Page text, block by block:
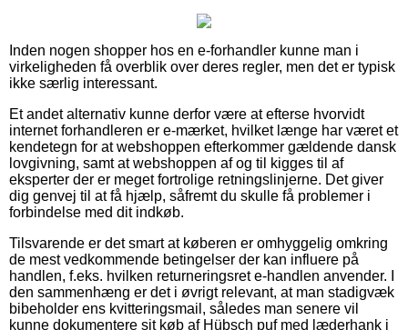
Inden nogen shopper hos en e-forhandler kunne man i
virkeligheden få overblik over deres regler, men det er typisk
ikke særlig interessant.
Et andet alternativ kunne derfor være at efterse hvorvidt
internet forhandleren er e-mærket, hvilket længe har været et
kendetegn for at webshoppen efterkommer gældende dansk
lovgivning, samt at webshoppen af og til kigges til af
eksperter der er meget fortrolige retningslinjerne. Det giver
dig genvej til at få hjælp, såfremt du skulle få problemer i
forbindelse med dit indkøb.
Tilsvarende er det smart at køberen er omhyggelig omkring
de mest vedkommende betingelser der kan influere på
handlen, f.eks. hvilken returneringsret e-handlen anvender. I
den sammenhæng er det i øvrigt relevant, at man stadigvæk
bibeholder ens kvitteringsmail, således man senere vil
kunne dokumentere sit køb af Hübsch puf med læderhank i